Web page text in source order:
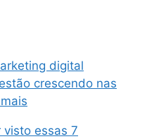
digital
crescendo nas
essas 7